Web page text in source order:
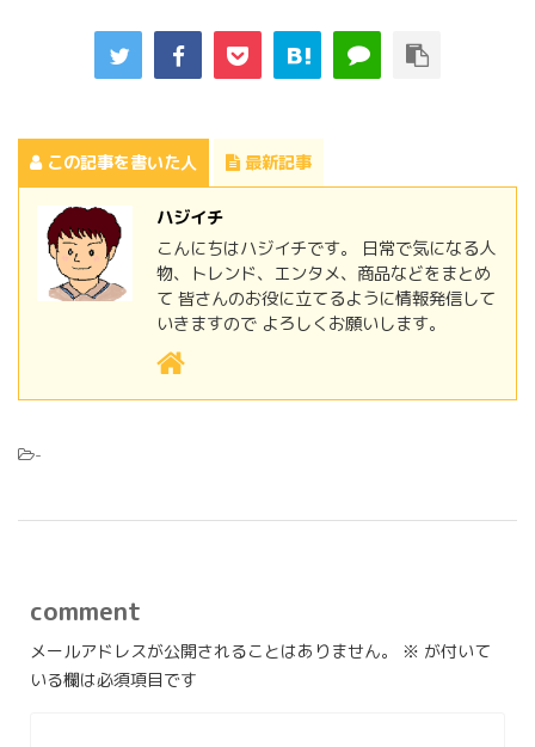
この記事を書いた人 最新記事
ハジイチ
こんにちはハジイチです。 日常で気になる人
物、トレンド、エンタメ、商品などをまとめ
て 皆さんのお役に立てるように情報発信して
いきますので よろしくお願いします。
-
comment
メールアドレスが公開されることはありません。 ※ が付いて
いる欄は必須項目です